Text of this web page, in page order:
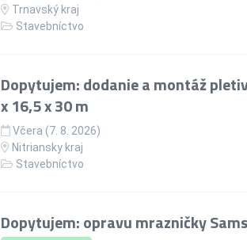
Trnavský kraj
Stavebníctvo
Dopytujem: dodanie a montáž
x 16,5 x 30 m
Včera (7. 8. 2026)
Nitriansky kraj
Stavebníctvo
Dopytujem: opravu mrazničky